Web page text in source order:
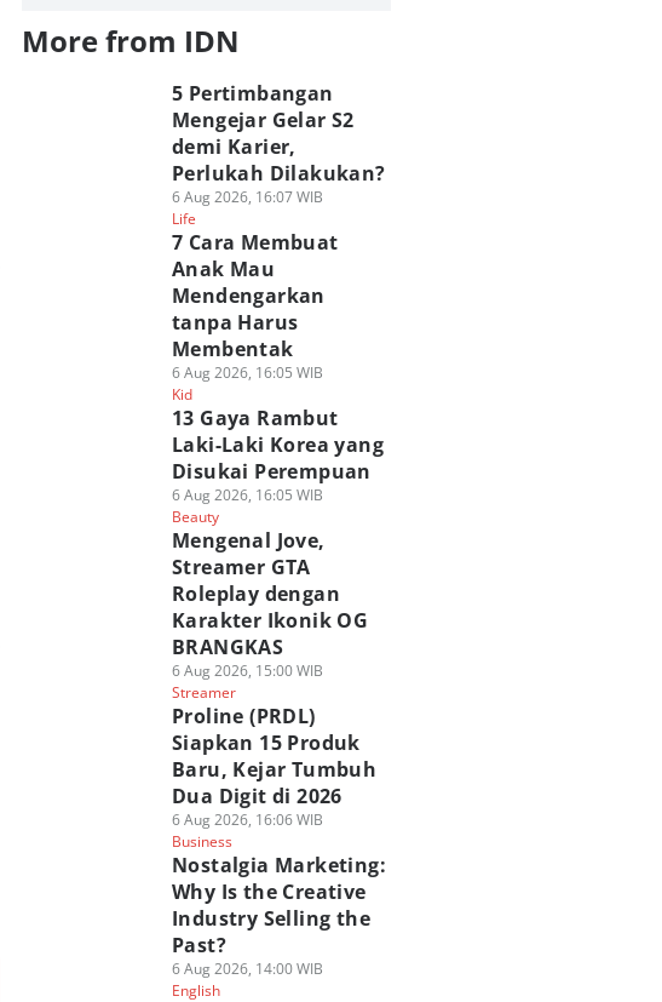
More from IDN
5 Pertimbangan
Mengejar Gelar S2
demi Karier,
Perlukah Dilakukan?
6 Aug 2026, 16:07 WIB
Life
7 Cara Membuat
Anak Mau
Mendengarkan
tanpa Harus
Membentak
6 Aug 2026, 16:05 WIB
Kid
13 Gaya Rambut
Laki-Laki Korea yang
Disukai Perempuan
6 Aug 2026, 16:05 WIB
Beauty
Mengenal Jove,
Streamer GTA
Roleplay dengan
Karakter Ikonik OG
BRANGKAS
6 Aug 2026, 15:00 WIB
Streamer
Proline (PRDL)
Siapkan 15 Produk
Baru, Kejar Tumbuh
Dua Digit di 2026
6 Aug 2026, 16:06 WIB
Business
Nostalgia Marketing:
Why Is the Creative
Industry Selling the
Past?
6 Aug 2026, 14:00 WIB
English